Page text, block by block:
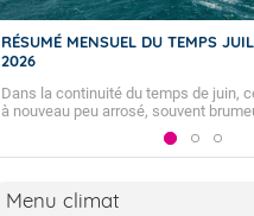
RÉSUMÉ MENSUEL DU TEMPS
2026
Dans la continuité du temps de juin,
à nouveau peu arrosé, souvent
Menu climat